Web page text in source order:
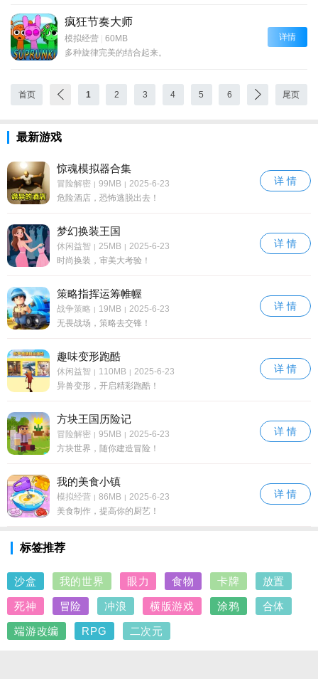
疯狂节奏大师
模拟经营
60MB
多种旋律完美的结合起来。
详情
首页 1 2 3 4 5 6 尾页
最新游戏
惊魂模拟器合集
冒险解密 | 99MB | 2025-6-23
危险酒店，恐怖逃脱出去！
详 情
梦幻换装王国
休闲益智 | 25MB | 2025-6-23
时尚换装，审美大考验！
详 情
策略指挥运筹帷幄
战争策略 | 19MB | 2025-6-23
无畏战场，策略去交锋！
详 情
趣味变形跑酷
休闲益智 | 110MB | 2025-6-23
异兽变形，开启精彩跑酷！
详 情
方块王国历险记
冒险解密 | 95MB | 2025-6-23
方块世界，随你建造冒险！
详 情
我的美食小镇
模拟经营 | 86MB | 2025-6-23
美食制作，提高你的厨艺！
详 情
标签推荐
沙盒 我的世界 眼力 食物 卡牌 放置
死神 冒险 冲浪 横版游戏 涂鸦 合体
端游改编 RPG 二次元